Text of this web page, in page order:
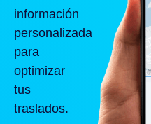
información
personalizada
para
optimizar
tus
traslados.